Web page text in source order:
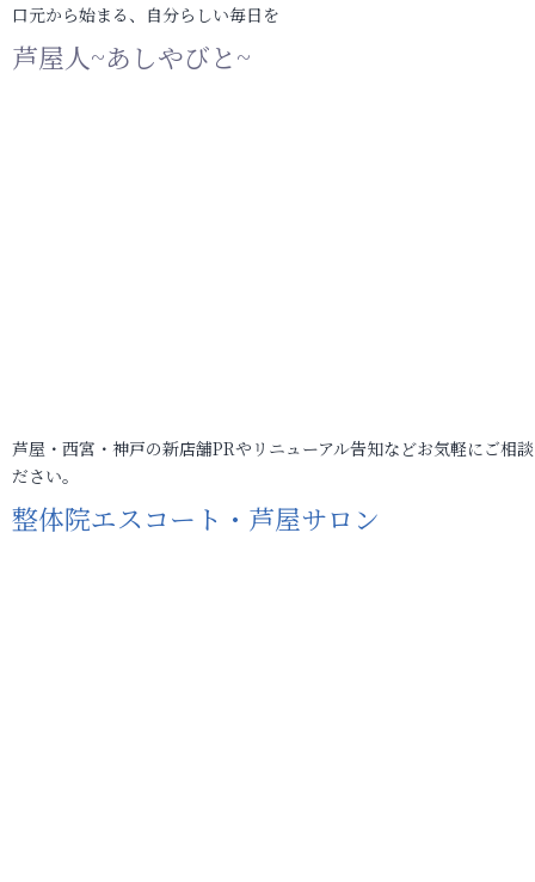
口元から始まる、自分らしい毎日を
芦屋人~あしやびと~
芦屋・西宮・神戸の新店舗PRやリニューアル告知などお気軽にご相
ださい。
整体院エスコート・芦屋サロン